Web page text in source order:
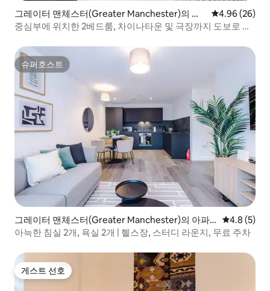
그레이터 맨체스터(Greater Manchester)의 아
파트
평점 4.96점(5
4.96 (26)
중심부에 위치한 2베드룸, 차이나타운 및 극장까지 도보로 이
슈퍼호스트
슈퍼호스트
그레이터 맨체스터(Greater Manchester)의 아파
트
평점 4.8점
4.8 (5)
아늑한 침실 2개, 욕실 2개 | 헬스장, 스터디 라운지, 무료 주차
게스트 선호
게스트 선호